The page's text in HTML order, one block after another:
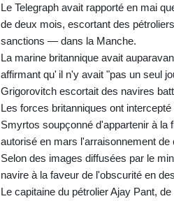
Le Telegraph avait rapporté en mai
de deux mois, escortant des
sanctions — dans la Manche.
La marine britannique avait
affirmant qu' il n'y avait "pas un seul
Grigorovitch escortait des navires
Les forces britanniques ont
Smyrtos soupçonné d'appartenir à la
autorisé en mars l'arraisonnement
Selon des images diffusées par le
navire à la faveur de l'obscurité en
Le capitaine du pétrolier Ajay Pant,